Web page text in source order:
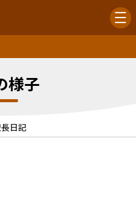
様子
日記